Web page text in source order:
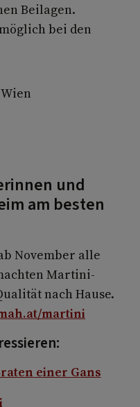
Beilagen.
bei den
und
am besten
November alle
Martini-
nach Hause.
martini
einer Gans